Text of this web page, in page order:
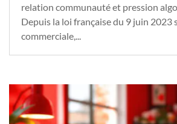
relation communauté et pression
Depuis la loi française du 9 juin 2023
commerciale,...